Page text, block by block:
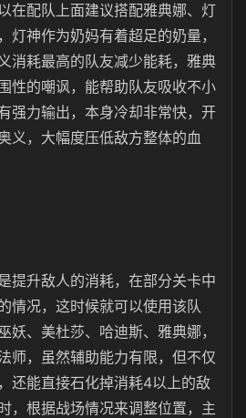
在配队上面建议搭配雅典娜、灯
灯神作为奶妈有着超足的奶量，
消耗最高的队友减少能耗，雅典
性的嘲讽，能帮助队友吸收不小
强力输出，本身冷却非常快，开
义，大幅度压低敌方整体的血
提升敌人的消耗，在部分关卡中
情况，这时候就可以使用该队
妖、美杜莎、哈迪斯、雅典娜，
师，虽然辅助能力有限，但不仅
还能直接石化掉消耗4以上的敌
，根据战场情况来调整位置，主